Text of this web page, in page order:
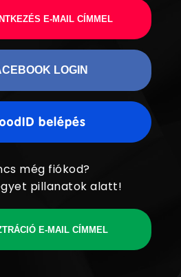
E-MAIL CÍMMEL
LOGIN
még fiókod?
pillanatok alatt!
E-MAIL CÍMMEL